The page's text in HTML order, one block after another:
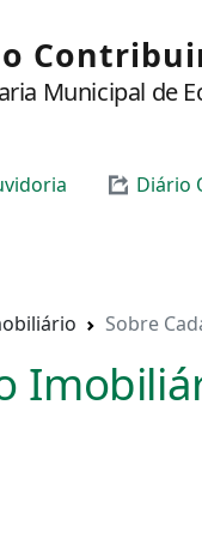
Municipal de
Diário
Sobre